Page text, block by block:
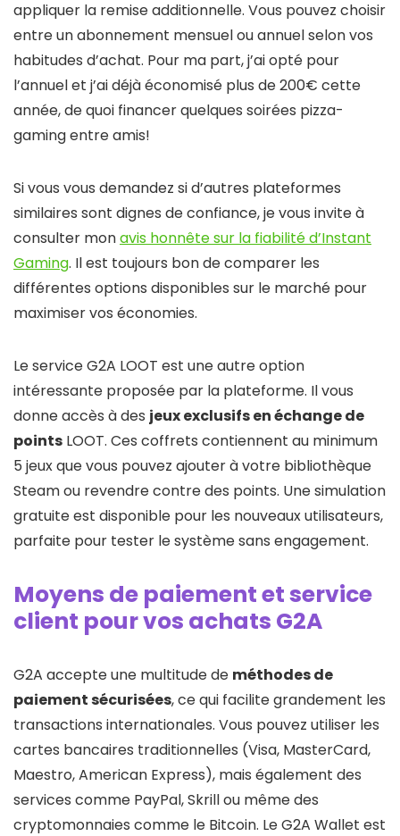
appliquer la remise additionnelle. Vous pouvez choisir
entre un abonnement mensuel ou annuel selon vos
habitudes d’achat. Pour ma part, j’ai opté pour
l’annuel et j’ai déjà économisé plus de 200€ cette
année, de quoi financer quelques soirées pizza-
gaming entre amis!
Si vous vous demandez si d’autres plateformes
similaires sont dignes de confiance, je vous invite à
consulter monavis honnête sur la fiabilité d’Instant
Gaming. Il est toujours bon de comparer les
différentes options disponibles sur le marché pour
maximiser vos économies.
Le service G2A LOOT est une autre option
intéressante proposée par la plateforme. Il vous
donne accès à des jeux exclusifs en échange de
points LOOT. Ces coffrets contiennent au minimum
5 jeux que vous pouvez ajouter à votre bibliothèque
Steam ou revendre contre des points. Une simulation
gratuite est disponible pour les nouveaux utilisateurs,
parfaite pour tester le système sans engagement.
Moyens de paiement et service
client pour vos achats G2A
G2A accepte une multitude de méthodes de
paiement sécurisées, ce qui facilite grandement les
transactions internationales. Vous pouvez utiliser les
cartes bancaires traditionnelles (Visa, MasterCard,
Maestro, American Express), mais également des
services comme PayPal, Skrill ou même des
cryptomonnaies comme le Bitcoin. Le G2A Wallet est